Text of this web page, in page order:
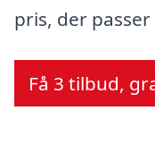
pris, der
Få 3 tilbud,